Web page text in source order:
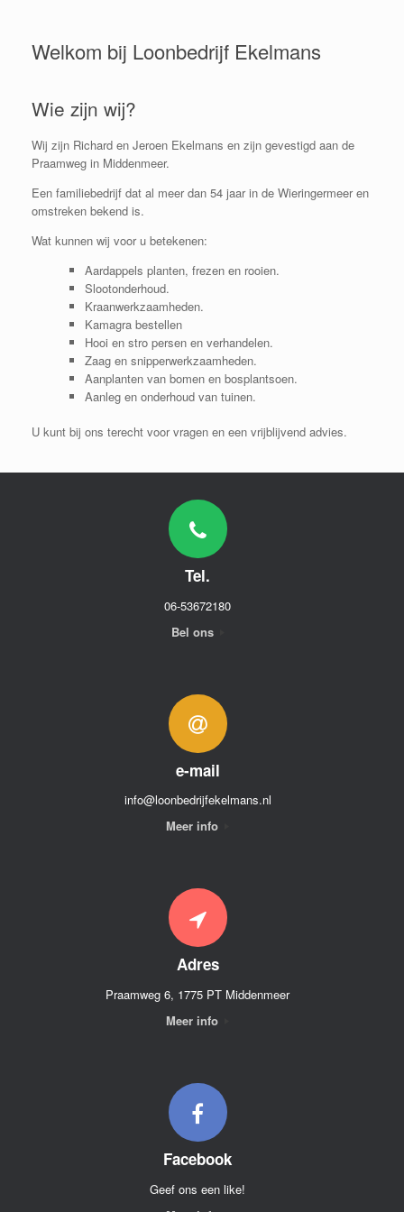
Welkom bij Loonbedrijf Ekelmans
Wie zijn wij?
Wij zijn Richard en Jeroen Ekelmans en zijn gevestigd aan de
Praamweg in Middenmeer.
Een familiebedrijf dat al meer dan 54 jaar in de Wieringermeer en
omstreken bekend is.
Wat kunnen wij voor u betekenen:
Aardappels planten, frezen en rooien.
Slootonderhoud.
Kraanwerkzaamheden.
Kamagra bestellen
Hooi en stro persen en verhandelen.
Zaag en snipperwerkzaamheden.
Aanplanten van bomen en bosplantsoen.
Aanleg en onderhoud van tuinen.
U kunt bij ons terecht voor vragen en een vrijblijvend advies.
Tel.
06-53672180
Bel ons
e-mail
info@loonbedrijfekelmans.nl
Meer info
Adres
Praamweg 6, 1775 PT Middenmeer
Meer info
Facebook
Geef ons een like!